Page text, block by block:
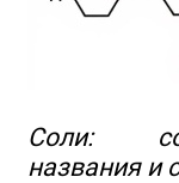
Соли:
названия и